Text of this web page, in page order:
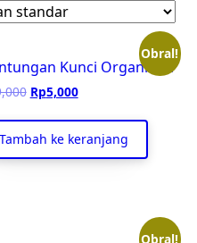
Obral!
Kunci Organisasi
Harga
adalah:
Rp9,000.
Rp5,000Harga
ini
adalah:
Rp5,000.
Tambah ke keranjang
Obral!